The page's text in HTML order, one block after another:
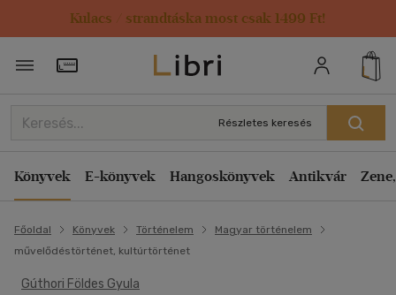
Kulacs / strandtáska most csak 1499 Ft!
Törzsvásárlói Kártya adatai
Részletes keresés
Könyvek E-könyvek Hangoskönyvek Antikvár
Főoldal Könyvek Történelem
Magyar történelem
művelődéstörténet, kultúrtörténet
Gúthori Földes Gyula